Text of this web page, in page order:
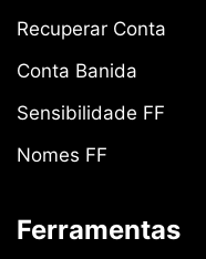
Recuperar Conta
Conta Banida
Sensibilidade FF
Nomes FF
Ferramentas